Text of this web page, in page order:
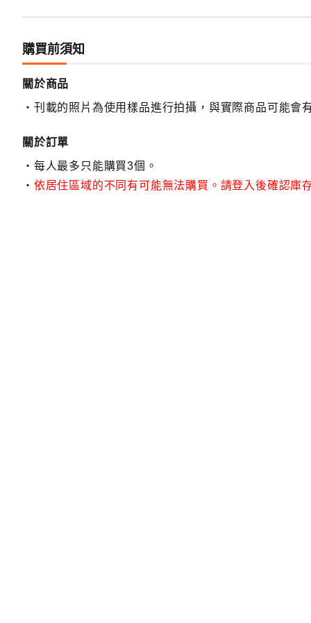
購買前須知
關於商品
刊載的照片為使用樣品進行拍攝，與實際商品可能會
關於訂單
每人最多只能購買3個。
依居住區域的不同有可能無法購買。請登入後確認庫